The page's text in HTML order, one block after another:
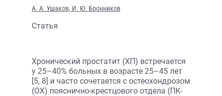
А. А. Ушаков, И. Ю. Бронников
Статья
Хронический простатит (ХП) встречается
у 25–40% больных в возрасте 25–45 лет
[5, 8] и часто сочетается с остеохондрозом
(ОХ) пояснично-крестцового отдела (ПК-